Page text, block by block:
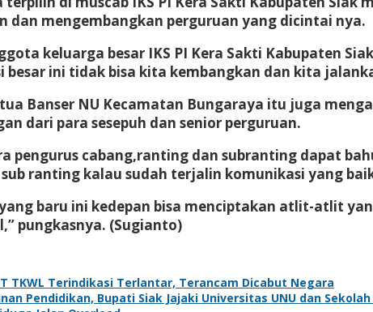
dan mengembangkan perguruan yang dicintai nya.
keluarga besar IKS PI Kera Sakti Kabupaten
ini tidak bisa kita kembangkan dan kita
Banser NU Kecamatan Bungaraya itu juga
dari para sesepuh dan senior perguruan.
pengurus cabang,ranting dan subranting dapat
ranting kalau sudah terjalin komunikasi yang
baru ini kedepan bisa menciptakan atlit-atlit
pungkasnya. (Sugianto)
TKWL Terindikasi Terlantar, Terancam Dicabut Negara
Pendidikan, Bupati Siak Jajaki Universitas UNU dan